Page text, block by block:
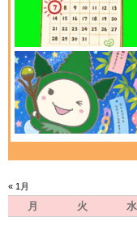
« 1月
月 火 水